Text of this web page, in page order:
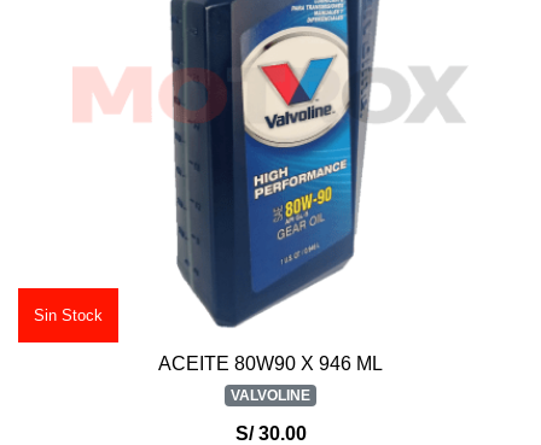
Sin Stock
ACEITE 80W90 X 946 ML
VALVOLINE
S/ 30.00